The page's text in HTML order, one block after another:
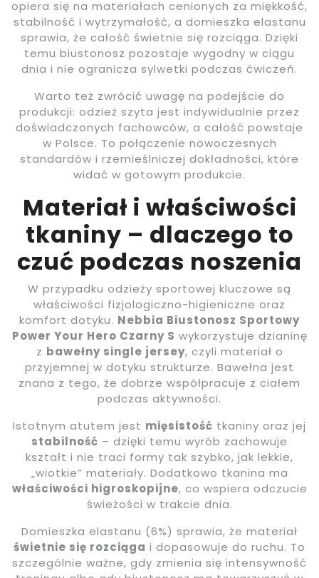
opiera się na materiałach cenionych za miękkość,
stabilność i wytrzymałość, a domieszka elastanu
sprawia, że całość świetnie się rozciąga. Dzięki
temu biustonosz pozostaje wygodny w ciągu
dnia i nie ogranicza sylwetki podczas ćwiczeń.
Warto też zwrócić uwagę na podejście do
produkcji: odzież szyta jest indywidualnie przez
doświadczonych fachowców, a całość powstaje
w Polsce. To połączenie nowoczesnych
standardów i rzemieślniczej dokładności, które
widać w gotowym produkcie.
Materiał i właściwości
tkaniny – dlaczego to
czuć podczas noszenia
W przypadku odzieży sportowej kluczowe są
właściwości fizjologiczno-higieniczne oraz
komfort dotyku. Nebbia Biustonosz Sportowy
Power Your Hero Czarny S wykorzystuje dzianinę
z bawełny single jersey, czyli materiał o
przyjemnej w dotyku strukturze. Bawełna jest
znana z tego, że dobrze współpracuje z ciałem
podczas aktywności.
Istotnym atutem jest mięsistość tkaniny oraz jej
stabilność – dzięki temu wyrób zachowuje
kształt i nie traci formy tak szybko, jak lekkie,
„wiotkie” materiały. Dodatkowo tkanina ma
właściwości higroskopijne, co wspiera odczucie
świeżości w trakcie dnia.
Domieszka elastanu (6%) sprawia, że materiał
świetnie się rozciąga i dopasowuje do ruchu. To
szczególnie ważne, gdy zmienia się intensywność